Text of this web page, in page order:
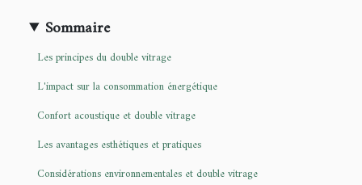
Sommaire
Les principes du double vitrage
L'impact sur la consommation énergétique
Confort acoustique et double vitrage
Les avantages esthétiques et pratiques
Considérations environnementales et double vitrage